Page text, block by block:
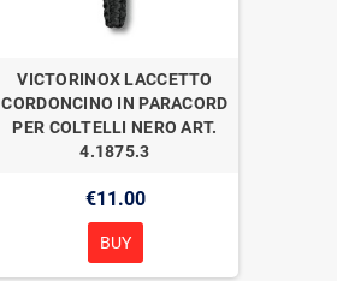
VICTORINOX LACCETTO
CORDONCINO IN PARACORD
PER COLTELLI NERO ART.
4.1875.3
€11.00
BUY